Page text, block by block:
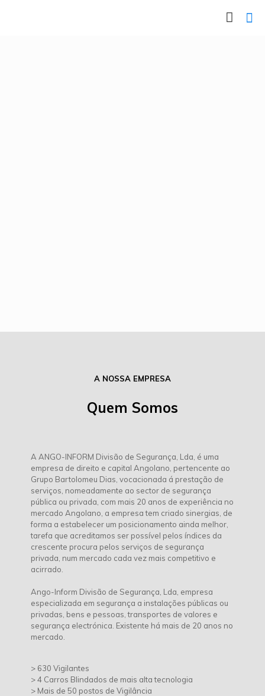
A NOSSA EMPRESA
Quem Somos
A ANGO-INFORM Divisão de Segurança, Lda, é uma
empresa de direito e capital Angolano, pertencente ao
Grupo Bartolomeu Dias, vocacionada á prestação de
serviços, nomeadamente ao sector de segurança
pública ou privada, com mais 20 anos de experiência no
mercado Angolano, a empresa tem criado sinergias, de
forma a estabelecer um posicionamento ainda melhor,
tarefa que acreditamos ser possível pelos índices da
crescente procura pelos serviços de segurança
privada, num mercado cada vez mais competitivo e
acirrado.
Ango-Inform Divisão de Segurança, Lda, empresa
especializada em segurança a instalações públicas ou
privadas, bens e pessoas, transportes de valores e
segurança electrónica. Existente há mais de 20 anos no
mercado.
> 630 Vigilantes
> 4 Carros Blindados de mais alta tecnologia
> Mais de 50 postos de Vigilância